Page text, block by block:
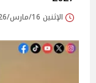
الإثنين 16/مارس/2026 - 08:09 م